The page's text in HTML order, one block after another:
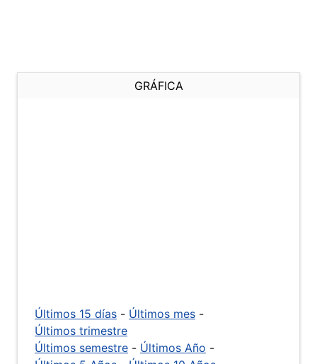
GRÁFICA
Últimos 15 días - Últimos mes -
Últimos trimestre
Últimos semestre - Últimos Año -